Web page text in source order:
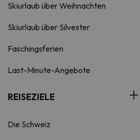
Skiurlaub über Weihnachten
Skiurlaub über Silvester
Faschingsferien
Last-Minute-Angebote
REISEZIELE
Die Schweiz